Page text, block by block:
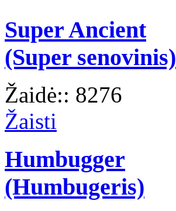
Super Ancient
(Super senovinis)
Žaidė:: 8276
Žaisti
Humbugger
(Humbugeris)